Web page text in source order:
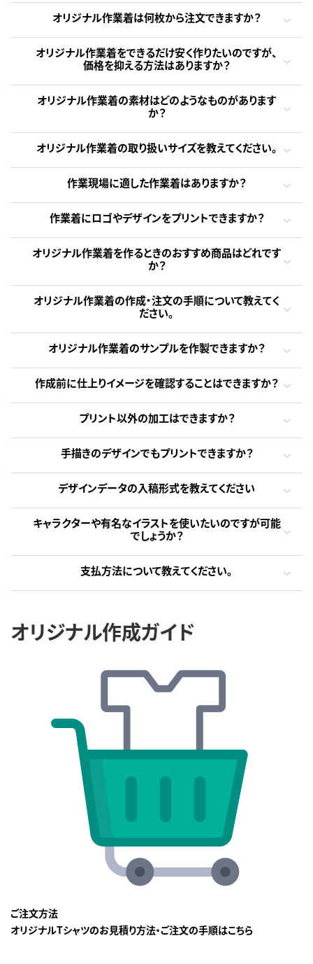
オリジナル作業着は何枚から注文できますか？
オリジナル作業着をできるだけ安く作りたいのですが、
価格を抑える方法はありますか？
オリジナル作業着の素材はどのようなものがあります
か？
オリジナル作業着の取り扱いサイズを教えてください。
作業現場に適した作業着はありますか？
作業着にロゴやデザインをプリントできますか？
オリジナル作業着を作るときのおすすめ商品はどれです
か？
オリジナル作業着の作成・注文の手順について教えてく
ださい。
オリジナル作業着のサンプルを作製できますか？
作成前に仕上りイメージを確認することはできますか？
プリント以外の加工はできますか？
手描きのデザインでもプリントできますか？
デザインデータの入稿形式を教えてください
キャラクターや有名なイラストを使いたいのですが可能
でしょうか？
支払方法について教えてください。
オリジナル作成ガイド
ご注文方法
オリジナルTシャツのお見積り方法・ご注文の手順はこちら